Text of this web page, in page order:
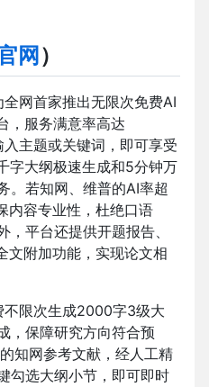
网 ）
全网首家推出无限次免费AI
，服务满意率高达
主题或关键词，即可享受
字大纲极速生成和5分钟万
。若知网、维普的AI率超
内容专业性，杜绝口语
，平台还提供开题报告、
文附加功能，实现论文相
不限次生成2000字3级大
，保障研究方向符合预
知网参考文献，经人工精
勾选大纲小节，即可即时